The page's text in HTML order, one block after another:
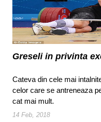
Greseli in privinta
Cateva din cele mai
celor care se antreneaza
cat mai mult.
14 Feb, 2018